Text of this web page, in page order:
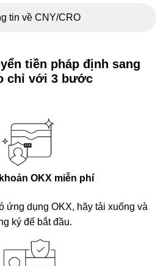
tin về CNY/CRO
tiền pháp định sang
chỉ với 3 bước
OKX miễn phí
ứng dụng OKX, hãy tải xuống và
ký để bắt đầu.